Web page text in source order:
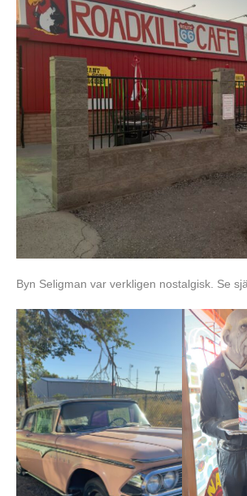
Byn Seligman var verkligen nostalgisk. Se